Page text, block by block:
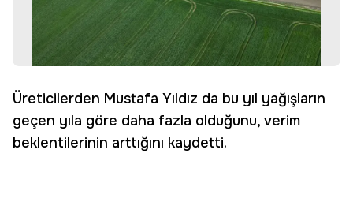
Üreticilerden Mustafa Yıldız da bu yıl yağışların
geçen yıla göre daha fazla olduğunu, verim
beklentilerinin arttığını kaydetti.